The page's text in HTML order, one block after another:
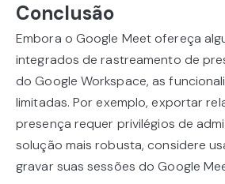
Conclusão
Embora o Google Meet ofereça
integrados de rastreamento de
do Google Workspace, as
limitadas. Por exemplo, exportar
presença requer privilégios de
solução mais robusta, considere
gravar suas sessões do Google